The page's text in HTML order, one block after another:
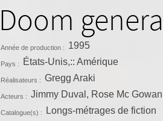
Doom
Année de production : 1995
Pays : États-Unis,:: Amérique
Réalisateurs : Gregg Araki
Acteurs : Jimmy Duval, Rose Mc Gowan
Catalogue(s) : Longs-métrages de fiction